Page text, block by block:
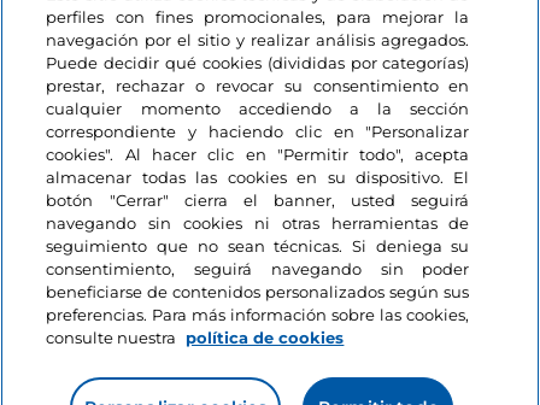
perfiles con fines promocionales, para mejorar la
navegación por el sitio y realizar análisis agregados.
Puede decidir qué cookies (divididas por categorías)
prestar, rechazar o revocar su consentimiento en
cualquier momento accediendo a la sección
correspondiente y haciendo clic en "Personalizar
cookies". Al hacer clic en "Permitir todo", acepta
almacenar todas las cookies en su dispositivo. El
botón "Cerrar" cierra el banner, usted seguirá
navegando sin cookies ni otras herramientas de
seguimiento que no sean técnicas. Si deniega su
consentimiento, seguirá navegando sin poder
beneficiarse de contenidos personalizados según sus
preferencias. Para más información sobre las cookies,
consulte nuestra
política de cookies